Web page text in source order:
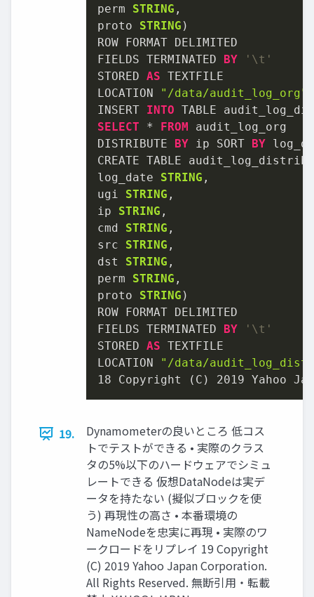
perm STRING ,
proto STRING )
ROW FORMAT DELIMITED
FIELDS TERMINATED
BY
'\t'
STORED AS TEXTFILE
LOCATION
"/data/audit_log_org"
INSERT INTO
SELECT * FROM
audit_log_org
DISTRIBUTE
BY ip SORT BY
CREATE TABLE
log_date STRING ,
ugi STRING ,
ip STRING ,
cmd STRING ,
src STRING ,
dst STRING ,
perm STRING ,
proto STRING )
ROW FORMAT DELIMITED
FIELDS TERMINATED
BY
'\t'
STORED AS TEXTFILE
LOCATION
"/data/
18 Copyright (C) 2019 Yahoo
19.
Dynamometerの良いところ 低コス
トでテストができる • 実際のクラス
タの5%以下のハードウェアでシミュ
レートできる 仮想DataNodeは実デ
ータを持たない (擬似ブロックを使
う) 再現性の高さ • 本番環境の
NameNodeを忠実に再現 • 実際のワ
ークロードをリプレイ 19 Copyright
(C) 2019 Yahoo Japan Corporation.
All Rights Reserved. 無断引用・転載